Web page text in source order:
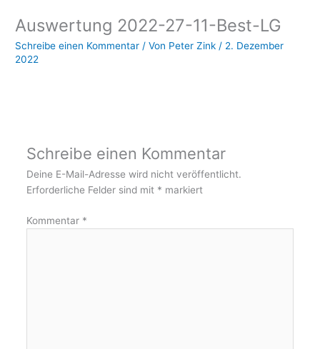
Auswertung 2022-27-11-Best-LG
Schreibe einen Kommentar / Von Peter Zink / 2. Dezember
2022
Schreibe einen Kommentar
Deine E-Mail-Adresse wird nicht veröffentlicht.
Erforderliche Felder sind mit * markiert
Kommentar *